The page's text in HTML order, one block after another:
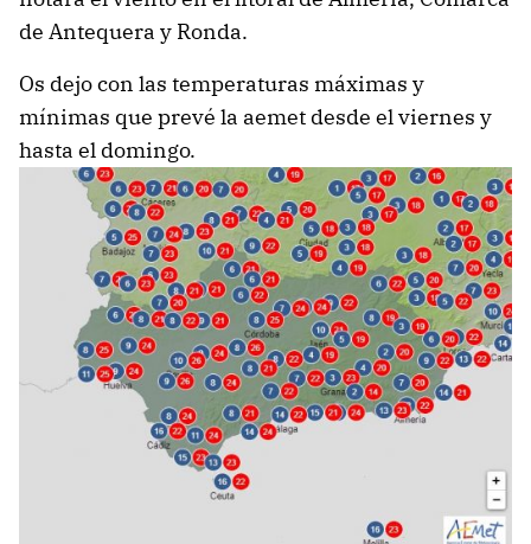
de Antequera y Ronda.
Os dejo con las temperaturas máximas y
mínimas que prevé la aemet desde el viernes y
hasta el domingo.